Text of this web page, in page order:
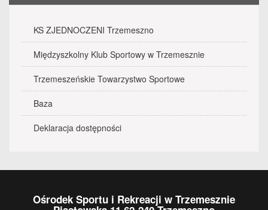
KS ZJEDNOCZENI Trzemeszno
Międzyszkolny Klub Sportowy w Trzemesznie
Trzemeszeńskie Towarzystwo Sportowe
Baza
Deklaracja dostępności
Ośrodek Sportu i Rekreacji w Trzemesznie